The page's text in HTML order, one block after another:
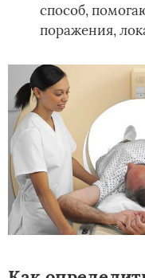
способ,
поражения,